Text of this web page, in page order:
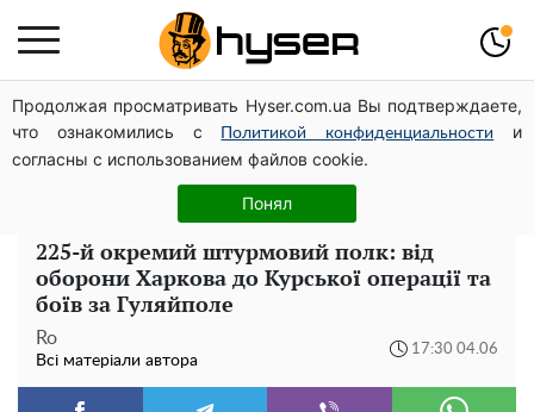
Продолжая просматривать Hyser.com.ua Вы подтверждаете,
что ознакомились с
Политикой конфиденциальности
и
согласны с использованием файлов cookie.
Понял
Чи може Поштова площа стати головною точкою
входу до історичного Києва
Гола Олена Тополя у цікавих позах змусила відвисати
щелепи: злив відео – було лише початком
225-й окремий штурмовий полк: від
оборони Харкова до Курської операції та
боїв за Гуляйполе
Ro
Всі матеріали автора
17:30 04.06